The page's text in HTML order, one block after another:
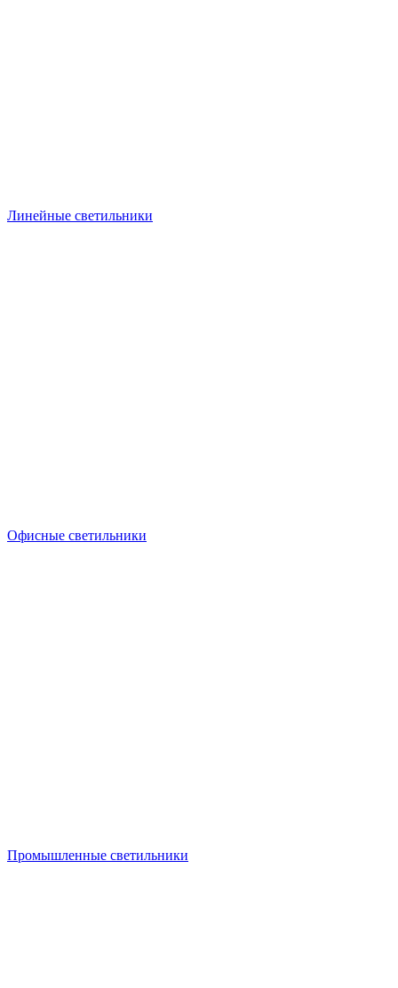
Линейные светильники
Офисные светильники
Промышленные светильники